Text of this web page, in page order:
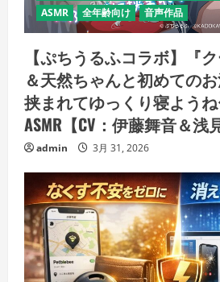
ASMR
全年齢向け 音声作品
【ぷちうるふコラボ】『
＆天然ちゃんと初めての
挟まれてゆっくり寝ようね
ASMR【CV：伊藤舞音＆浅
admin 3月 31, 2026